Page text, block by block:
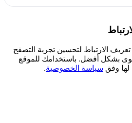
الارتباط لتحسين تجربة التصفح
بشكل أفضل. باستخدامك للموقع
لها وفق سياسة الخصوصية.